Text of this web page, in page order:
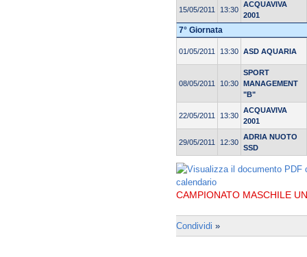
15/05/2011 13:30
ACQUAVIVA
2001
7° Giornata
01/05/2011 13:30 ASD AQUARIA
08/05/2011 10:30
SPORT
MANAGEMENT
"B"
22/05/2011 13:30
ACQUAVIVA
2001
29/05/2011 12:30
ADRIA NUOTO
SSD
CAMPIONATO MASCHILE
Condividi »